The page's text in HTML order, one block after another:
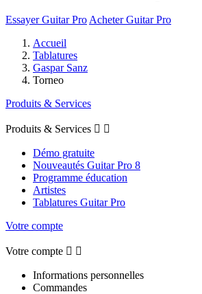
Essayer Guitar Pro Acheter Guitar Pro
Accueil
Tablatures
Gaspar Sanz
Torneo
Produits & Services
Produits & Services  
Démo gratuite
Nouveautés Guitar Pro 8
Programme éducation
Artistes
Tablatures Guitar Pro
Votre compte
Votre compte  
Informations personnelles
Commandes